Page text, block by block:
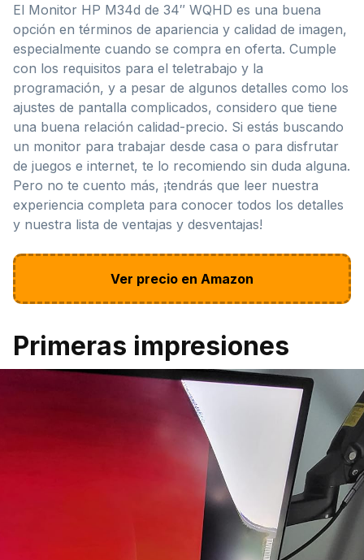
El Monitor HP M34d de 34″ WQHD es una buena
opción en términos de apariencia y calidad de imagen,
especialmente cuando se compra en oferta. Cumple
con los requisitos para el teletrabajo y la
programación, y a pesar de algunos detalles como los
ajustes de pantalla complicados, considero que tiene
una buena relación calidad-precio. Si estás buscando
un monitor para trabajar desde casa o para disfrutar
de juegos e internet, te lo recomiendo sin duda alguna.
Pero no te cuento más, ¡tendrás que leer nuestra
experiencia completa para conocer todos los detalles
y nuestra lista de ventajas y desventajas!
Ver precio en Amazon
Primeras impresiones